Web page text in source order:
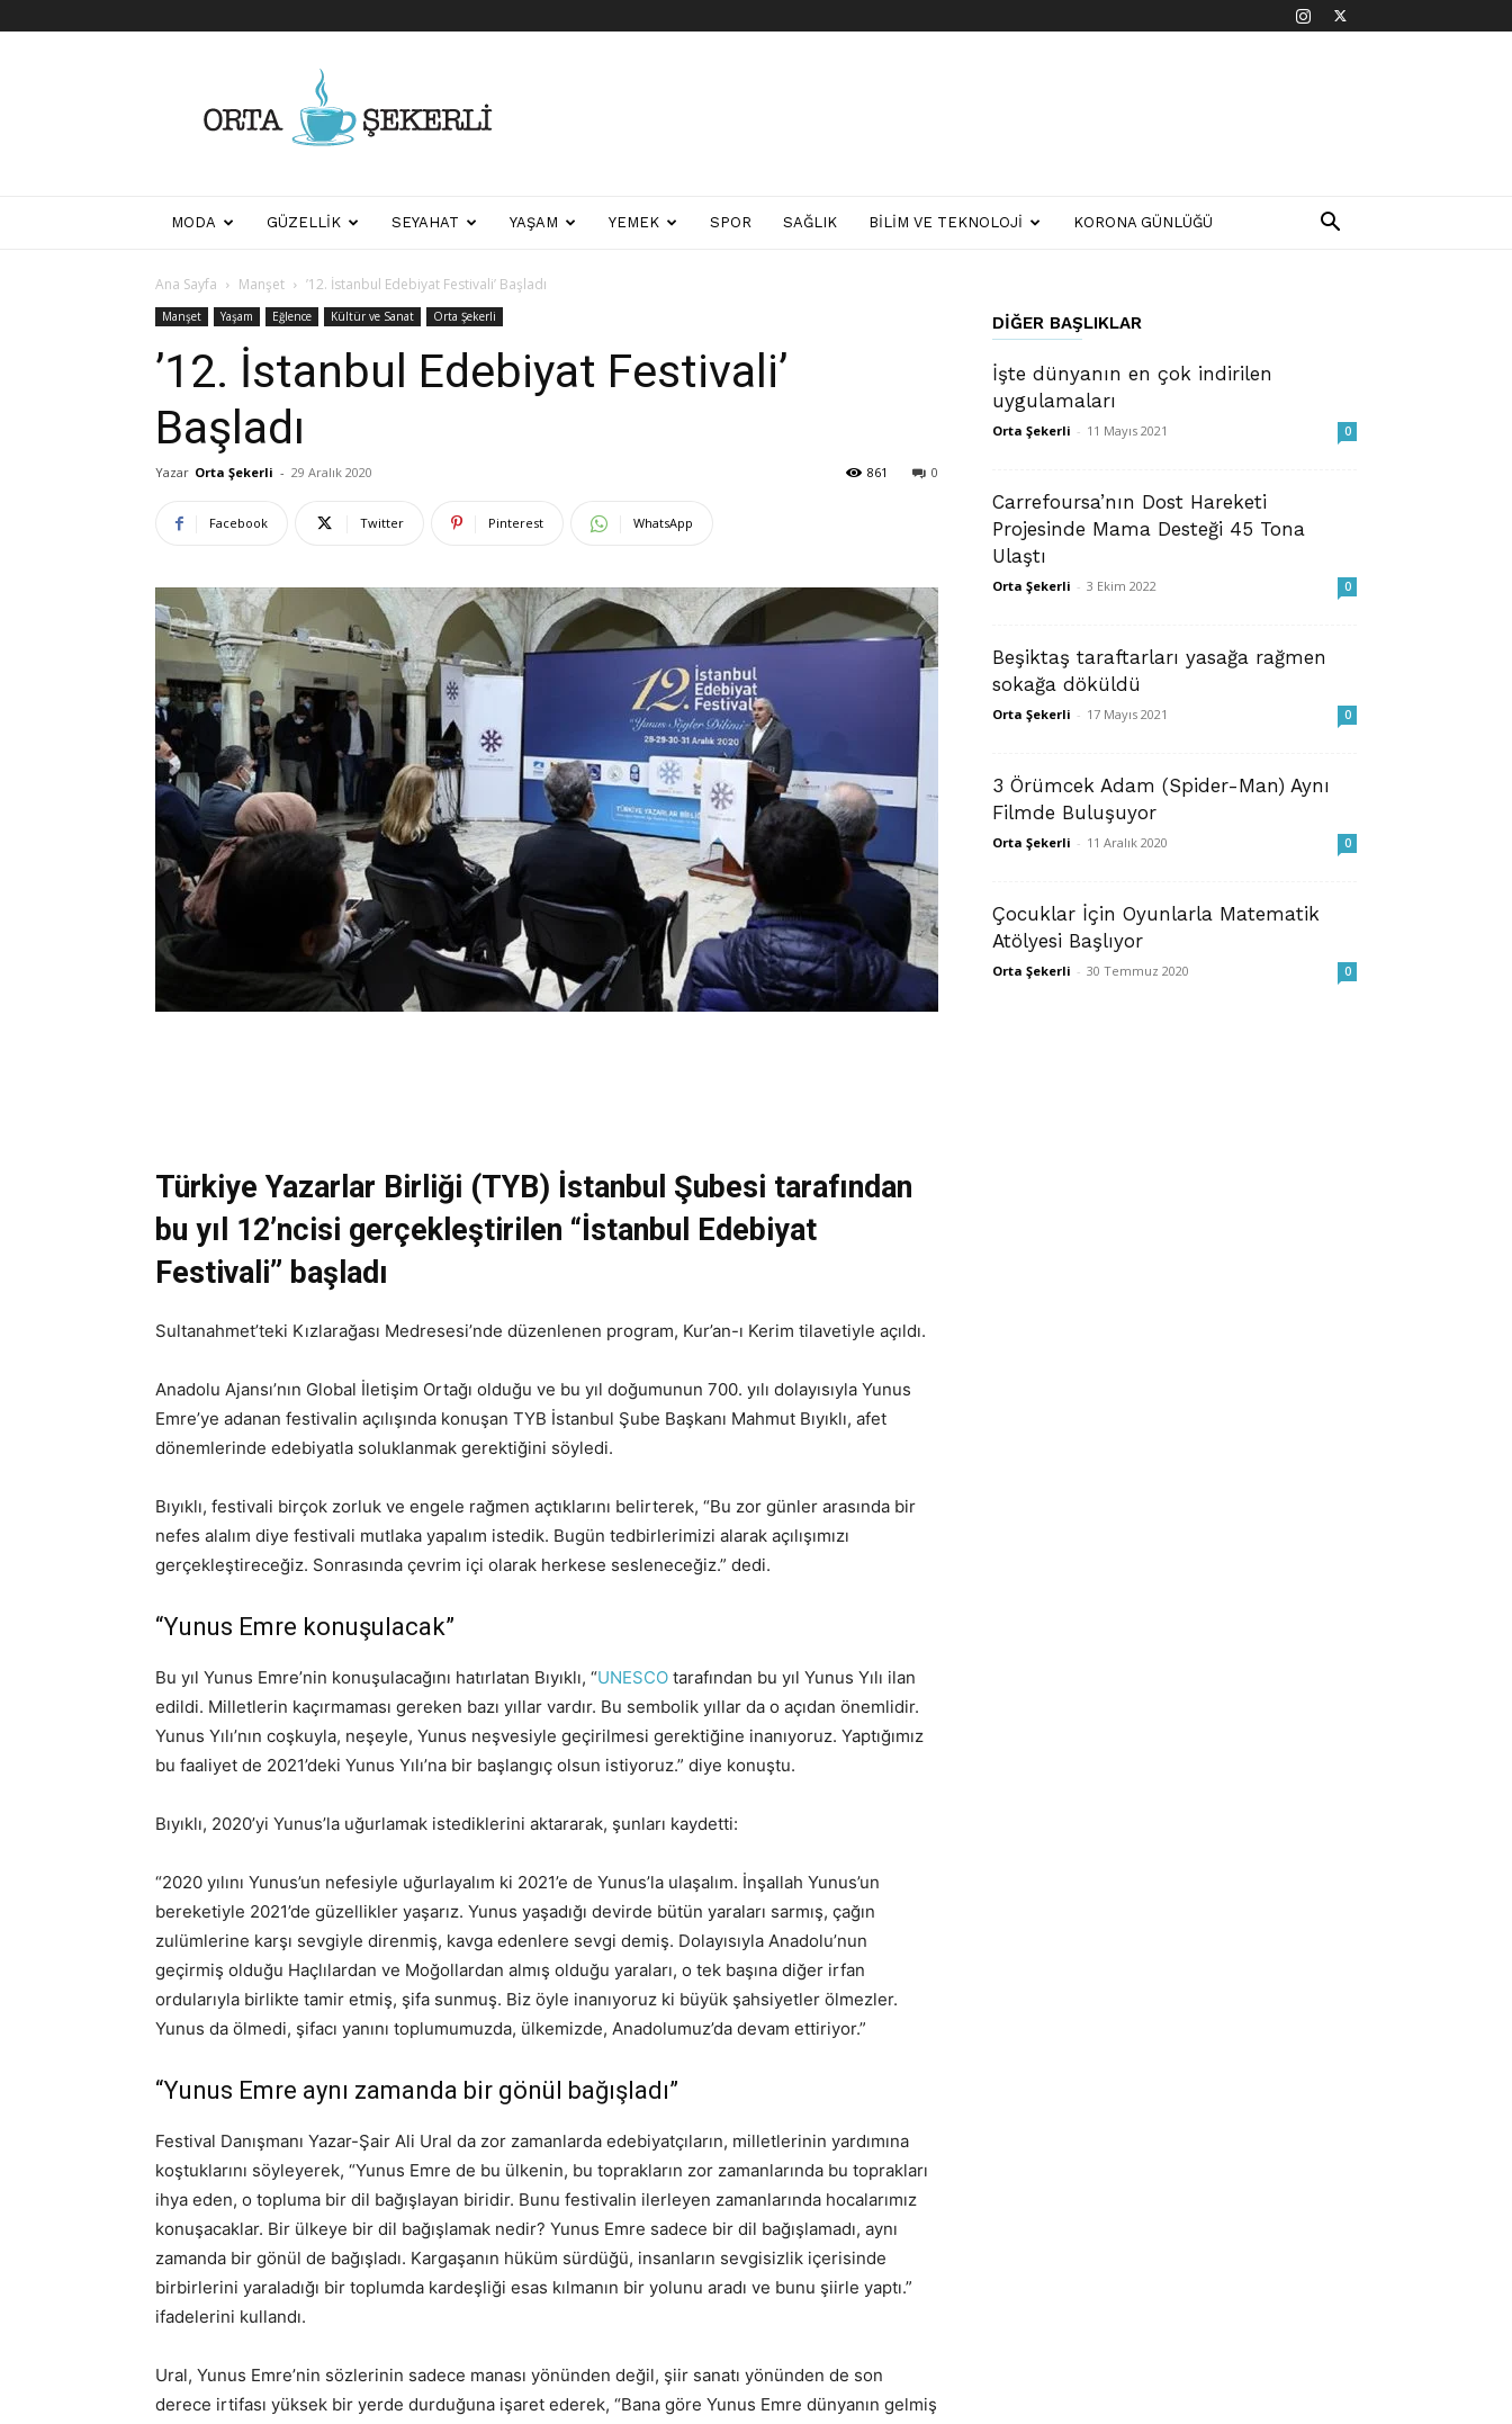
Biraz
Biraz
MODA GÜZELLIK SEYAHAT YAŞAM YEMEK SPOR SAĞLIK BILIM VE TEKNOLOJI KORONA GÜNLÜĞÜ
Ana Sayfa Manşet ’12. İstanbul Edebiyat Festivali’ Başladı
Manşet Yaşam Eğlence Kültür ve Sanat Orta Şekerli
’12. İstanbul Edebiyat Festivali’
Başladı
Yazar Orta Şekerli - 29 Aralık 2020 0
861
Facebook Twitter Pinterest WhatsApp
Türkiye Yazarlar Birliği (TYB) İstanbul Şubesi tarafından
bu yıl 12’ncisi gerçekleştirilen “İstanbul Edebiyat
Festivali” başladı
Sultanahmet’teki Kızlarağası Medresesi’nde düzenlenen program, Kur’an-ı Kerim tilavetiyle açıldı.
Anadolu Ajansı’nın Global İletişim Ortağı olduğu ve bu yıl doğumunun 700. yılı dolayısıyla Yunus
Emre’ye adanan festivalin açılışında konuşan TYB İstanbul Şube Başkanı Mahmut Bıyıklı, afet
dönemlerinde edebiyatla soluklanmak gerektiğini söyledi.
Bıyıklı, festivali birçok zorluk ve engele rağmen açtıklarını belirterek, “Bu zor günler arasında bir
nefes alalım diye festivali mutlaka yapalım istedik. Bugün tedbirlerimizi alarak açılışımızı
gerçekleştireceğiz. Sonrasında çevrim içi olarak herkese sesleneceğiz.” dedi.
“Yunus Emre konuşulacak”
Bu yıl Yunus Emre’nin konuşulacağını hatırlatan Bıyıklı, “UNESCO tarafından bu yıl Yunus Yılı ilan
edildi. Milletlerin kaçırmaması gereken bazı yıllar vardır. Bu sembolik yıllar da o açıdan önemlidir.
Yunus Yılı’nın coşkuyla, neşeyle, Yunus neşvesiyle geçirilmesi gerektiğine inanıyoruz. Yaptığımız
bu faaliyet de 2021’deki Yunus Yılı’na bir başlangıç olsun istiyoruz.” diye konuştu.
Bıyıklı, 2020’yi Yunus’la uğurlamak istediklerini aktararak, şunları kaydetti:
“2020 yılını Yunus’un nefesiyle uğurlayalım ki 2021’e de Yunus’la ulaşalım. İnşallah Yunus’un
bereketiyle 2021’de güzellikler yaşarız. Yunus yaşadığı devirde bütün yaraları sarmış, çağın
zulümlerine karşı sevgiyle direnmiş, kavga edenlere sevgi demiş. Dolayısıyla Anadolu’nun
geçirmiş olduğu Haçlılardan ve Moğollardan almış olduğu yaraları, o tek başına diğer irfan
ordularıyla birlikte tamir etmiş, şifa sunmuş. Biz öyle inanıyoruz ki büyük şahsiyetler ölmezler.
Yunus da ölmedi, şifacı yanını toplumumuzda, ülkemizde, Anadolumuz’da devam ettiriyor.”
“Yunus Emre aynı zamanda bir gönül bağışladı”
Festival Danışmanı Yazar-Şair Ali Ural da zor zamanlarda edebiyatçıların, milletlerinin yardımına
koştuklarını söyleyerek, “Yunus Emre de bu ülkenin, bu toprakların zor zamanlarında bu toprakları
ihya eden, o topluma bir dil bağışlayan biridir. Bunu festivalin ilerleyen zamanlarında hocalarımız
konuşacaklar. Bir ülkeye bir dil bağışlamak nedir? Yunus Emre sadece bir dil bağışlamadı, aynı
zamanda bir gönül de bağışladı. Kargaşanın hüküm sürdüğü, insanların sevgisizlik içerisinde
birbirlerini yaraladığı bir toplumda kardeşliği esas kılmanın bir yolunu aradı ve bunu şiirle yaptı.”
ifadelerini kullandı.
Ural, Yunus Emre’nin sözlerinin sadece manası yönünden değil, şiir sanatı yönünden de son
derece irtifası yüksek bir yerde durduğuna işaret ederek, “Bana göre Yunus Emre dünyanın gelmiş
DIĞER BAŞLIKLAR
İşte dünyanın en çok indirilen
uygulamaları
Orta Şekerli - 11 Mayıs 2021 0
Carrefoursa’nın Dost Hareketi
Projesinde Mama Desteği 45 Tona
Ulaştı
Orta Şekerli - 3 Ekim 2022 0
Beşiktaş taraftarları yasağa rağmen
sokağa döküldü
Orta Şekerli - 17 Mayıs 2021 0
3 Örümcek Adam (Spider-Man) Aynı
Filmde Buluşuyor
Orta Şekerli - 11 Aralık 2020 0
Çocuklar İçin Oyunlarla Matematik
Atölyesi Başlıyor
Orta Şekerli - 30 Temmuz 2020 0